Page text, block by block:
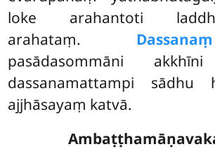
loke arahantoti
arahataṃ.
pasādasommāni
dassanamattampi sādhu
ajjhāsayaṃ katvā.